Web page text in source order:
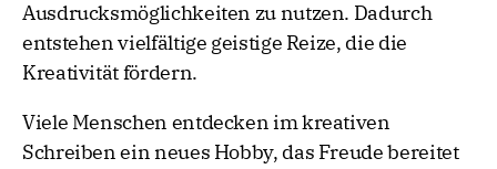
Ausdrucksmöglichkeiten zu nutzen. Dadurch
entstehen vielfältige geistige Reize, die die
Kreativität fördern.
Viele Menschen entdecken im kreativen
Schreiben ein neues Hobby, das Freude bereitet